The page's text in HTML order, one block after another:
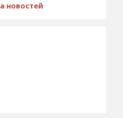
новостей